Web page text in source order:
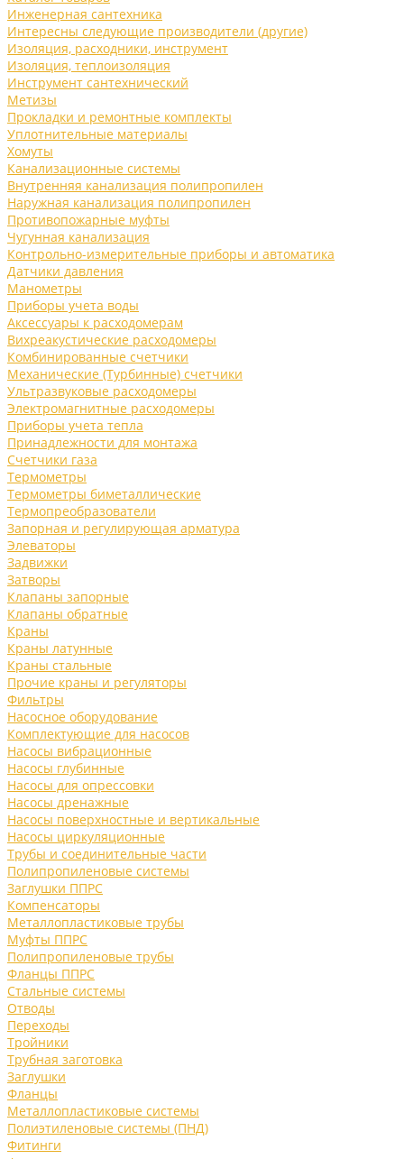
Инженерная сантехника
Интересны следующие производители (другие)
Изоляция, расходники, инструмент
Изоляция, теплоизоляция
Инструмент сантехнический
Метизы
Прокладки и ремонтные комплекты
Уплотнительные материалы
Хомуты
Канализационные системы
Внутренняя канализация полипропилен
Наружная канализация полипропилен
Противопожарные муфты
Чугунная канализация
Контрольно-измерительные приборы и автоматика
Датчики давления
Манометры
Приборы учета воды
Аксессуары к расходомерам
Вихреакустические расходомеры
Комбинированные счетчики
Механические (Турбинные) счетчики
Ультразвуковые расходомеры
Электромагнитные расходомеры
Приборы учета тепла
Принадлежности для монтажа
Счетчики газа
Термометры
Термометры биметаллические
Термопреобразователи
Запорная и регулирующая арматура
Элеваторы
Задвижки
Затворы
Клапаны запорные
Клапаны обратные
Краны
Краны латунные
Краны стальные
Прочие краны и регуляторы
Фильтры
Насосное оборудование
Комплектующие для насосов
Насосы вибрационные
Насосы глубинные
Насосы для опрессовки
Насосы дренажные
Насосы поверхностные и вертикальные
Насосы циркуляционные
Трубы и соединительные части
Полипропиленовые системы
Заглушки ППРС
Компенсаторы
Металлопластиковые трубы
Муфты ППРС
Полипропиленовые трубы
Фланцы ППРС
Стальные системы
Отводы
Переходы
Тройники
Трубная заготовка
Заглушки
Фланцы
Металлопластиковые системы
Полиэтиленовые системы (ПНД)
Фитинги